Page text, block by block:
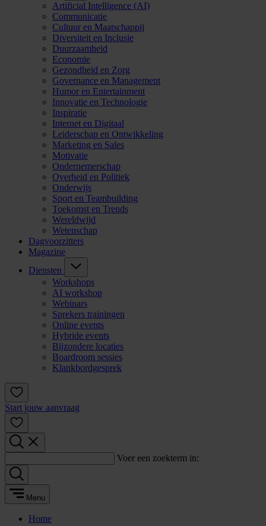
Artificial Intelligence (AI)
Communicatie
Cultuur en Maatschappij
Diversiteit en Inclusie
Duurzaamheid
Economie
Gezondheid en Zorg
Governance en Management
Humor en Entertainment
Innovatie en Technologie
Inspiratie
Internet en Digitaal
Leiderschap en Ontwikkeling
Marketing en Sales
Motivatie
Ondernemerschap
Overheid en Politiek
Onderwijs
Sport en Teambuilding
Toekomst en Trends
Wereldwijd
Wetenschap
Dagvoorzitters
Magazine
Diensten
Workshops
AI workshop
Webinars
Sprekers trainingen
Online events
Hybride events
Bijzondere locaties
Boardroom sessies
Klankbordgesprek
Start jouw aanvraag
Voer een zoekterm in:
Menu
Home